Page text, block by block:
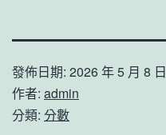
發佈日期: 2026 年 5 月 8 日
作者: admin
分類: 分數